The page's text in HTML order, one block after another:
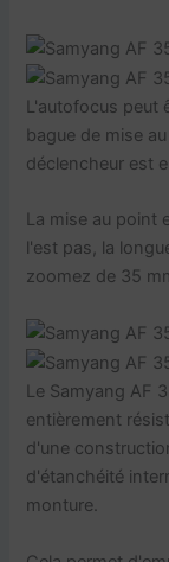
L'autofocus peut
bague de mise
déclencheur est
La mise au point
l'est pas, la
zoomez de 35
Le Samyang AF
entièrement
d'une
d'étanchéité
monture.